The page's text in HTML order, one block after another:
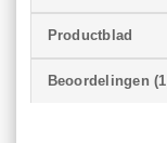
Productblad
Beoordelingen